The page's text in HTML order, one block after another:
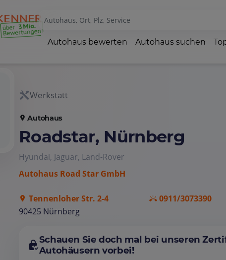
Autohaus bewerten Autohaus suchen
Werkstatt
Autohaus
Roadstar, Nürnberg
Hyundai, Jaguar, Land-Rover
Autohaus Road Star GmbH
Tennenloher Str. 2-4
90425 Nürnberg
0911/3073390
Schauen Sie doch mal bei unseren
Autohäusern vorbei!